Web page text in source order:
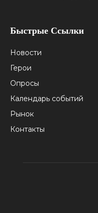
Быстрые Ссылки
Новости
Герои
Опросы
Календарь событий
Рынок
Контакты